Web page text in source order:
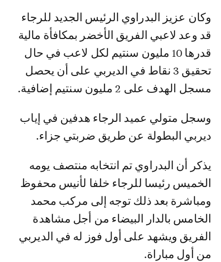
وكان عزيز البدراوي الرئيس الجديد للرجاء
قد وعد لاعبي الفريق الأخضر بمكافأة مالية
قدرها 10 مليون سنتيم لكل لاعب في حال
تحقيق 3 نقاط في الديربي على أن يحصل
مسجل الهدف على 2 مليون سنتيم إضافية.
وسجل متولي عميد الرجاء هدفين في إياب
ديربي البطولة عن طريق ضربتي جزاء.
يذكر أن البدراوي تم انتخابه منتصف يومه
الخميس رئيسا للرجاء خلفا لأنيس محفوظ
ومباشرة بعد ذلك توجه إلى مركب محمد
الخامس بالدار البيضاء من أجل مشاهدة
الفريق ويشهد على أول فوز له في الديربي
من أول مباراة.